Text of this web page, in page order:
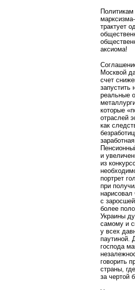
трактует
аксиома!
Москвой
счет
реальные
которые
отраслей
как
и
из
портрет
при
нарисовал
с
более
Украины
самому и
у всех
паутиной.
господа
говорить
страны,
за чертой